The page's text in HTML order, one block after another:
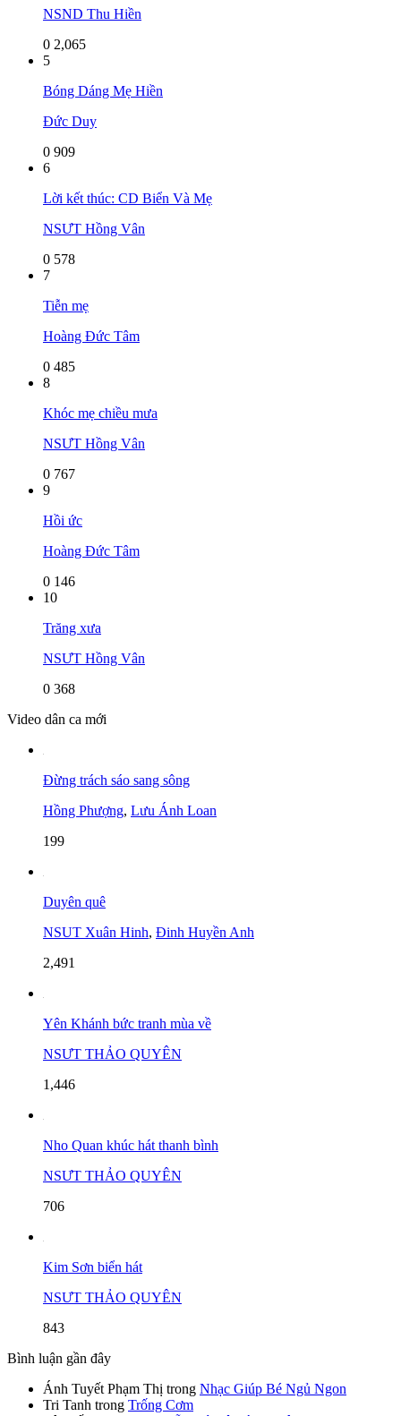
NSND Thu Hiền
0 2,065
5
Bóng Dáng Mẹ Hiền
Đức Duy
0 909
6
Lời kết thúc: CD Biển Và Mẹ
NSƯT Hồng Vân
0 578
7
Tiễn mẹ
Hoàng Đức Tâm
0 485
8
Khóc mẹ chiều mưa
NSƯT Hồng Vân
0 767
9
Hồi ức
Hoàng Đức Tâm
0 146
10
Trăng xưa
NSƯT Hồng Vân
0 368
Video dân ca mới
Đừng trách sáo sang sông
Hồng Phượng, Lưu Ánh Loan
199
Duyên quê
NSUT Xuân Hinh, Đinh Huyền Anh
2,491
Yên Khánh bức tranh mùa về
NSƯT THẢO QUYÊN
1,446
Nho Quan khúc hát thanh bình
NSƯT THẢO QUYÊN
706
Kim Sơn biển hát
NSƯT THẢO QUYÊN
843
Bình luận gần đây
Ánh Tuyết Phạm Thị trong Nhạc Giúp Bé Ngủ Ngon
Tri Tanh trong Trống Cơm